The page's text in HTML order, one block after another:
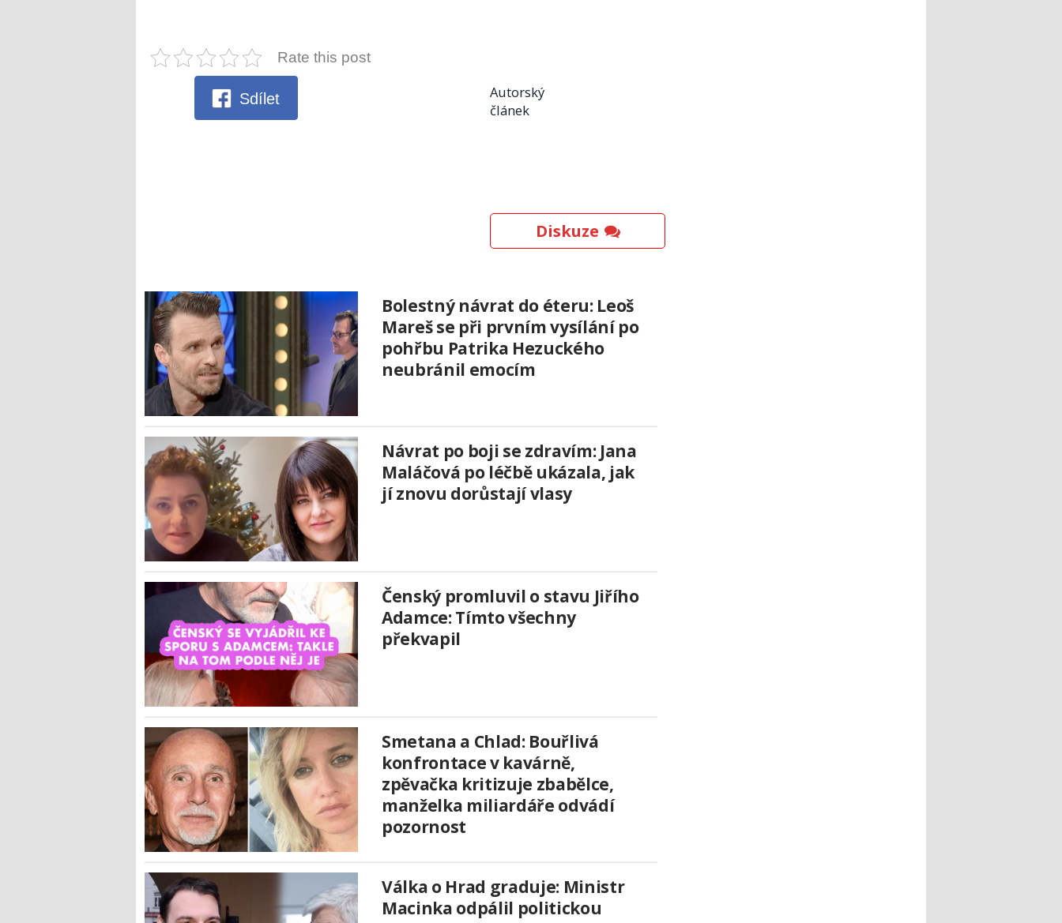
Rate this post
Sdílet
Autorský
článek
Diskuze
Bolestný návrat do éteru: Leoš
Mareš se při prvním vysílání po
pohřbu Patrika Hezuckého
neubránil emocím
Návrat po boji se zdravím: Jana
Maláčová po léčbě ukázala, jak
jí znovu dorůstají vlasy
Čenský promluvil o stavu Jiřího
Adamce: Tímto všechny
překvapil
Smetana a Chlad: Bouřlivá
konfrontace v kavárně,
zpěvačka kritizuje zbabělce,
manželka miliardáře odvádí
pozornost
Válka o Hrad graduje: Ministr
Macinka odpálil politickou